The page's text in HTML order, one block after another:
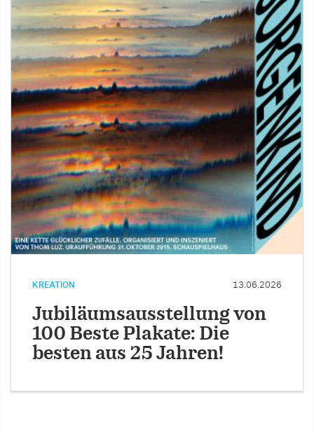
KREATION 13.06.2026
Jubiläumsausstellung von
100 Beste Plakate: Die
besten aus 25 Jahren!